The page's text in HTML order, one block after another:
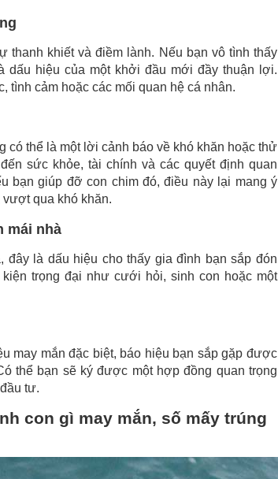
thanh khiết và điềm lành. Nếu bạn vô tình thấy
dấu hiệu của một khởi đầu mới đầy thuận lợi.
tình cảm hoặc các mối quan hệ cá nhân.
có thể là một lời cảnh báo về khó khăn hoặc thử
sức khỏe, tài chính và các quyết định quan
bạn giúp đỡ con chim đó, điều này lại mang ý
qua khó khăn.
mái nhà
đây là dấu hiệu cho thấy gia đình bạn sắp đón
trọng đại như cưới hỏi, sinh con hoặc một
may mắn đặc biệt, báo hiệu bạn sắp gặp được
thể bạn sẽ ký được một hợp đồng quan trọng
tư.
con gì may mắn, số mấy trúng